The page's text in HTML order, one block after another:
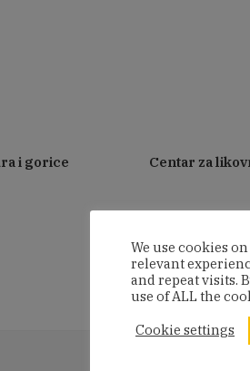
i gorice Centar za
We use cookies
relevant
and repeat visits.
use of ALL the
Cookie settings